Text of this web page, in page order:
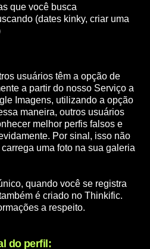
que você busca
(dates kinky, criar uma
usuários têm a opção de
a partir do nosso Serviço a
Imagens, utilizando a opção
maneira, outros usuários
melhor perfis falsos e
Por sinal, isso não
uma foto na sua galeria
quando você se registra
é criado no Thinkific.
a respeito.
do perfil: